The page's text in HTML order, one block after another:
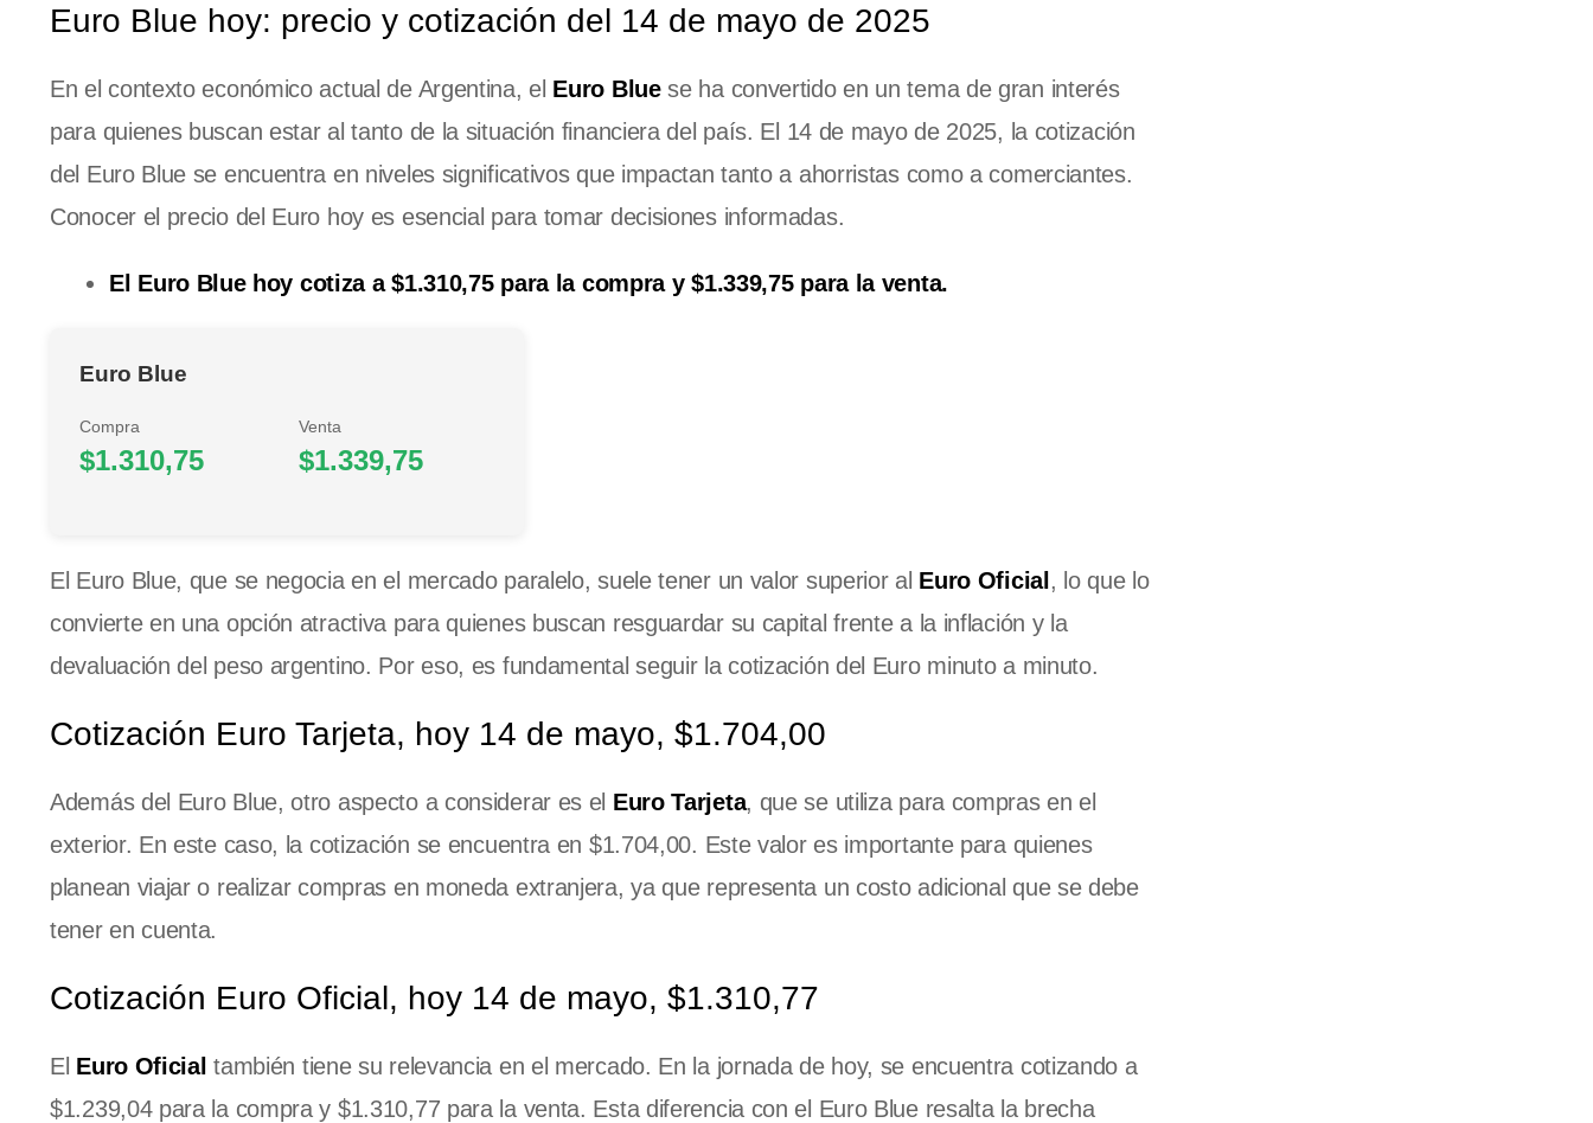
Euro Blue hoy: precio y cotización del 14 de mayo de 2025
En el contexto económico actual de Argentina, el Euro Bluese ha convertido en un tema de gran interés
para quienes buscan estar al tanto de la situación financiera del país. El 14 de mayo de 2025, la cotización
del Euro Blue se encuentra en niveles significativos que impactan tanto a ahorristas como a comerciantes.
Conocer el precio del Euro hoy es esencial para tomar decisiones informadas.
El Euro Blue hoy cotiza a $1.310,75 para la compra y $1.339,75 para la venta.
Euro Blue
Compra
$1.310,75
Venta
$1.339,75
El Euro Blue, que se negocia en el mercado paralelo, suele tener un valor superior al Euro Oficial , lo que lo
convierte en una opción atractiva para quienes buscan resguardar su capital frente a la inflación y la
devaluación del peso argentino. Por eso, es fundamental seguir la cotización del Euro minuto a minuto.
Cotización Euro Tarjeta, hoy 14 de mayo, $1.704,00
Además del Euro Blue, otro aspecto a considerar es el Euro Tarjeta, que se utiliza para compras en el
exterior. En este caso, la cotización se encuentra en $1.704,00. Este valor es importante para quienes
planean viajar o realizar compras en moneda extranjera, ya que representa un costo adicional que se debe
tener en cuenta.
Cotización Euro Oficial, hoy 14 de mayo, $1.310,77
El Euro Oficial también tiene su relevancia en el mercado. En la jornada de hoy, se encuentra cotizando a
$1.239,04 para la compra y $1.310,77 para la venta. Esta diferencia con el Euro Blue resalta la brecha